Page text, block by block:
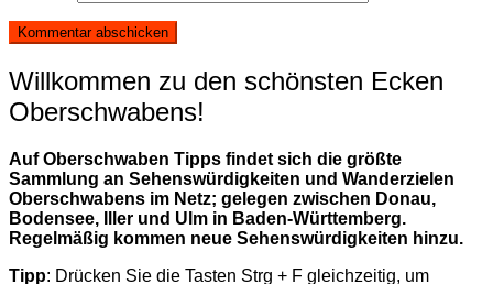
Willkommen zu den schönsten Ecken
Oberschwabens!
Auf Oberschwaben Tipps findet sich die größte
Sammlung an Sehenswürdigkeiten und Wanderzielen
Oberschwabens im Netz; gelegen zwischen Donau,
Bodensee, Iller und Ulm in Baden-Württemberg.
Regelmäßig kommen neue Sehenswürdigkeiten hinzu.
Tipp: Drücken Sie die Tasten Strg + F gleichzeitig, um